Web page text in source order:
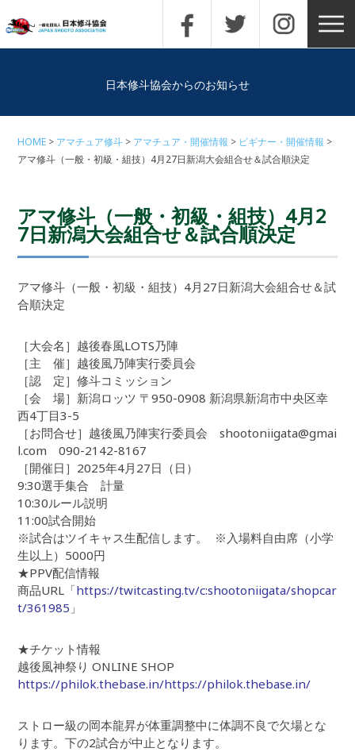
日本修斗協会からのお知らせ
HOME アマチュア修斗 アマチュア・開催情報
ビギナー・開催情報
アマ修斗（一般・初級・組技）4月27日新潟大会組合せ＆試合順決定
アマ修斗（一般・初級・組技）4月2
7日新潟大会組合せ＆試合順決定
アマ修斗（一般・初級・組技）4月27日新潟大会組合せ＆試
合順決定
［大会名］越後春風LOTS乃陣
［主 催］越後風乃陣実行委員会
［認 定］修斗コミッション
［会 場］新潟ロッツ 〒950-0908 新潟県新潟市中央区幸
西4丁目3-5
［お問合せ］越後風乃陣実行委員会 shootoniigata@gmai
l.com 090-2142-8167
［開催日］2025年4月27日（日）
9:30選手集合 計量
10:30ルール説明
11:00試合開始
※試合はツイキャス生配信します。 ※入場料自由席（小学
生以上）5000円
★PPV配信情報
商品URL「https://twitcasting.tv/c:shootoniigata/shopcar
t/361985 」
★チケット情報
越後風神祭り ONLINE SHOP
https://philok.thebase.in/https://philok.thebase.in/
ストロー級の岡本龍昇が体重調整中に体調不良で欠場とな
ります。下の2試合が中止となります。